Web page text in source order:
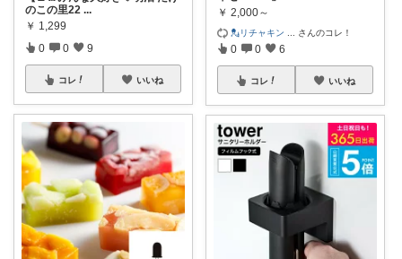
のこの里22 ...
￥ 1,299
0 0 9
コレ いいね
￥ 2,000～
💂リチャキン さんのコレ！
0 0 6
コレ いいね